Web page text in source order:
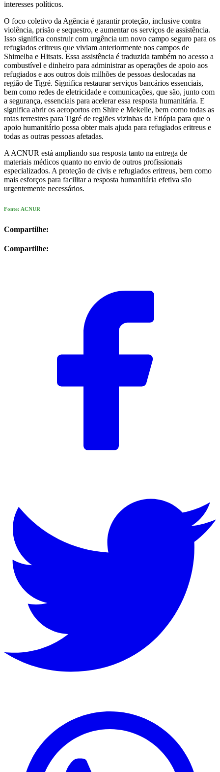
interesses políticos.
O foco coletivo da Agência é garantir proteção, inclusive contra
violência, prisão e sequestro, e aumentar os serviços de assistência.
Isso significa construir com urgência um novo campo seguro para os
refugiados eritreus que viviam anteriormente nos campos de
Shimelba e Hitsats. Essa assistência é traduzida também no acesso a
combustível e dinheiro para administrar as operações de apoio aos
refugiados e aos outros dois milhões de pessoas deslocadas na
região de Tigré. Significa restaurar serviços bancários essenciais,
bem como redes de eletricidade e comunicações, que são, junto com
a segurança, essenciais para acelerar essa resposta humanitária. E
significa abrir os aeroportos em Shire e Mekelle, bem como todas as
rotas terrestres para Tigré de regiões vizinhas da Etiópia para que o
apoio humanitário possa obter mais ajuda para refugiados eritreus e
todas as outras pessoas afetadas.
A ACNUR está ampliando sua resposta tanto na entrega de
materiais médicos quanto no envio de outros profissionais
especializados. A proteção de civis e refugiados eritreus, bem como
mais esforços para facilitar a resposta humanitária efetiva são
urgentemente necessários.
Fonte: ACNUR
Compartilhe:
Compartilhe: